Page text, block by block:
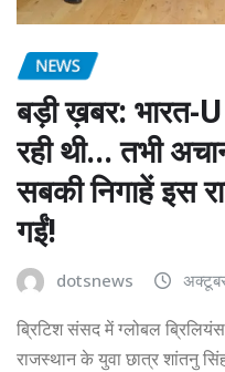
NEWS
बड़ी ख़बर: भारत-
रही थी… तभी
सबकी निगाहें इस
गईं!
dotsnews
ब्रिटिश संसद में ग्लोबल
राजस्थान के युवा छात्र शांतनु